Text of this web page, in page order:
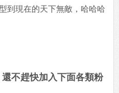
到現在的天下無敵，哈哈哈
不趕快加入下面各類粉